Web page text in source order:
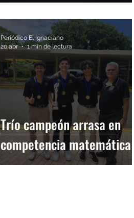
Trío campeón arrasa en
competencia matemática
Periódico El Ignaciano
20 abr
1 min de lectura